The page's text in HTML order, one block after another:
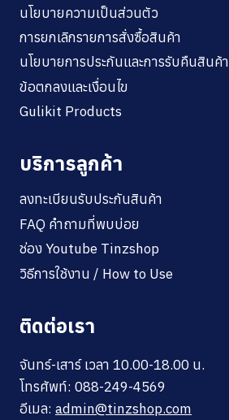
นโยบายความเป็นส่วนตัว
การยกเลิกรายการสั่งซื้อสินค้า
นโยบายการประกันและการรับคืนสินค้า
ข้อตกลงและเงื่อนไข
Gulikit Products
บริการลูกค้า
ลงทะเบียนรับประกันสินค้า
FAQ คำถามที่พบบ่อย
ช่อง Youtube Tinzshop
วิธีการใช้งาน / How to Use
ติดต่อเรา
จันทร์-เสาร์ เวลา 10.00-18.00 น.
โทรศัพท์: 088-249-4569
อีเมล: admin@tinzshop.com